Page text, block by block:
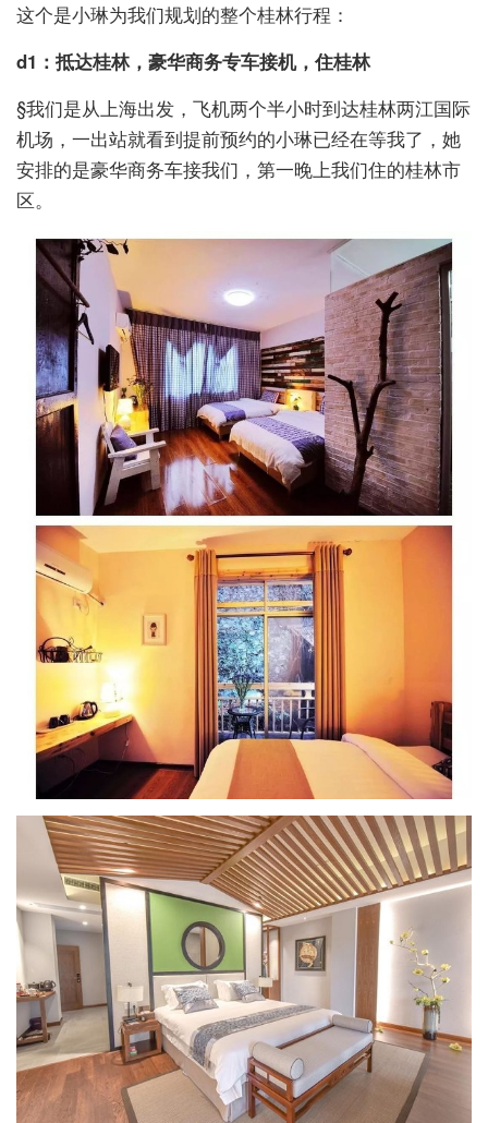
这个是小琳为我们规划的整个桂林行程：
d1：抵达桂林，豪华商务专车接机，住桂林
§我们是从上海出发，飞机两个半小时到达桂林两江国际
机场，一出站就看到提前预约的小琳已经在等我了，她
安排的是豪华商务车接我们，第一晚上我们住的桂林市
区。